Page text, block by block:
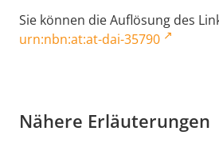
Sie können die Auflösung des
urn:nbn:at:at-dai-35790
Nähere Erläuterungen